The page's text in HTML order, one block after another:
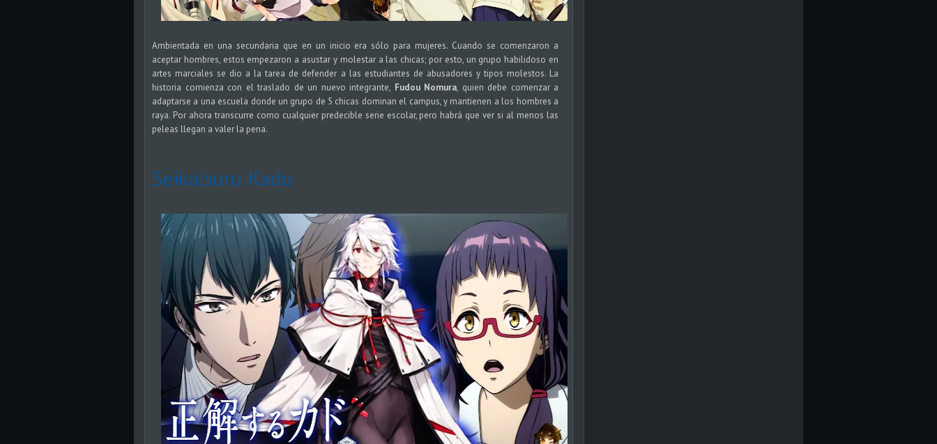
Ambientada en una secundaria que en un inicio era sólo para mujeres. Cuando se comenzaron a
aceptar hombres, estos empezaron a asustar y molestar a las chicas; por esto, un grupo habilidoso en
artes marciales se dio a la tarea de defender a las estudiantes de abusadores y tipos molestos. La
historia comienza con el traslado de un nuevo integrante, Fudou Nomura, quien debe comenzar a
adaptarse a una escuela donde un grupo de 5 chicas dominan el campus, y mantienen a los hombres a
raya. Por ahora transcurre como cualquier predecible serie escolar, pero habrá que ver si al menos las
peleas llegan a valer la pena.
Seikaisuru Kado